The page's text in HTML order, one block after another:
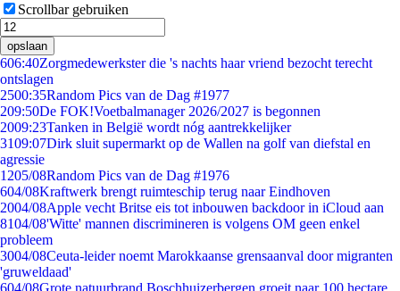
Scrollbar gebruiken
opslaan
606:40Zorgmedewerkster die 's nachts haar vriend bezocht terecht
ontslagen
2500:35Random Pics van de Dag #1977
209:50De FOK!Voetbalmanager 2026/2027 is begonnen
2009:23Tanken in België wordt nóg aantrekkelijker
3109:07Dirk sluit supermarkt op de Wallen na golf van diefstal en
agressie
1205/08Random Pics van de Dag #1976
604/08Kraftwerk brengt ruimteschip terug naar Eindhoven
2004/08Apple vecht Britse eis tot inbouwen backdoor in iCloud aan
8104/08'Witte' mannen discrimineren is volgens OM geen enkel
probleem
3004/08Ceuta-leider noemt Marokkaanse grensaanval door migranten
'gruweldaad'
604/08Grote natuurbrand Boschhuizerbergen groeit naar 100 hectare